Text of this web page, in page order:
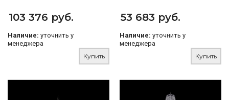
103 376 руб.
Наличие: уточнить у
менеджера
Купить
53 683 руб.
Наличие: уточнить у
менеджера
Купить